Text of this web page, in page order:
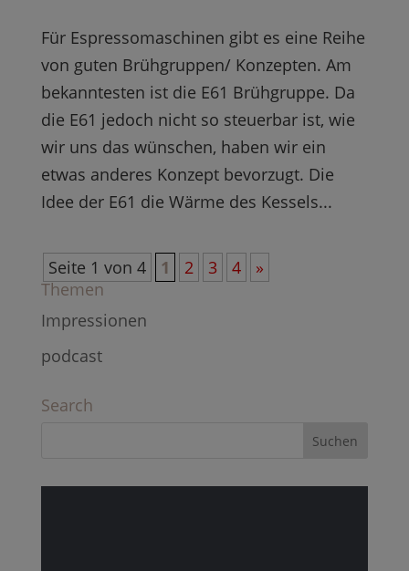
Für Espressomaschinen gibt es eine Reihe
von guten Brühgruppen/ Konzepten. Am
bekanntesten ist die E61 Brühgruppe. Da
die E61 jedoch nicht so steuerbar ist, wie
wir uns das wünschen, haben wir ein
etwas anderes Konzept bevorzugt. Die
Idee der E61 die Wärme des Kessels...
Seite 1 von 4 1 2 3 4
»
Themen
Impressionen
podcast
Search